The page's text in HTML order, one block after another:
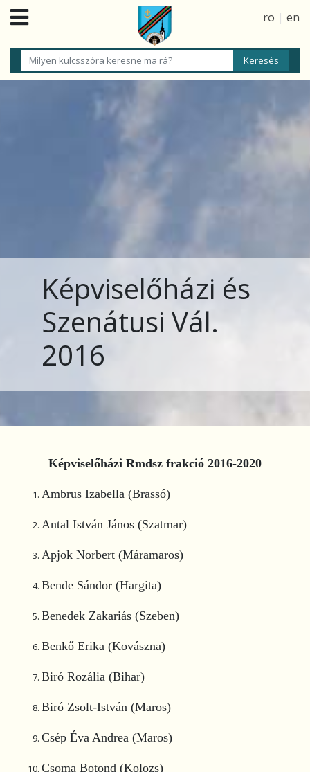
ro | en
Képviselőházi és
Szenátusi Vál.
2016
Képviselőházi Rmdsz frakció 2016-2020
Ambrus Izabella (Brassó)
Antal István János (Szatmar)
Apjok Norbert (Máramaros)
Bende Sándor (Hargita)
Benedek Zakariás (Szeben)
Benkő Erika (Kovászna)
Biró Rozália (Bihar)
Biró Zsolt-István (Maros)
Csép Éva Andrea (Maros)
Csoma Botond (Kolozs)